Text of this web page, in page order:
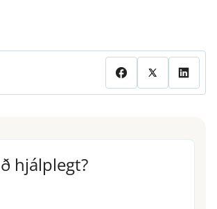
hjálplegt?
hjálplegt?